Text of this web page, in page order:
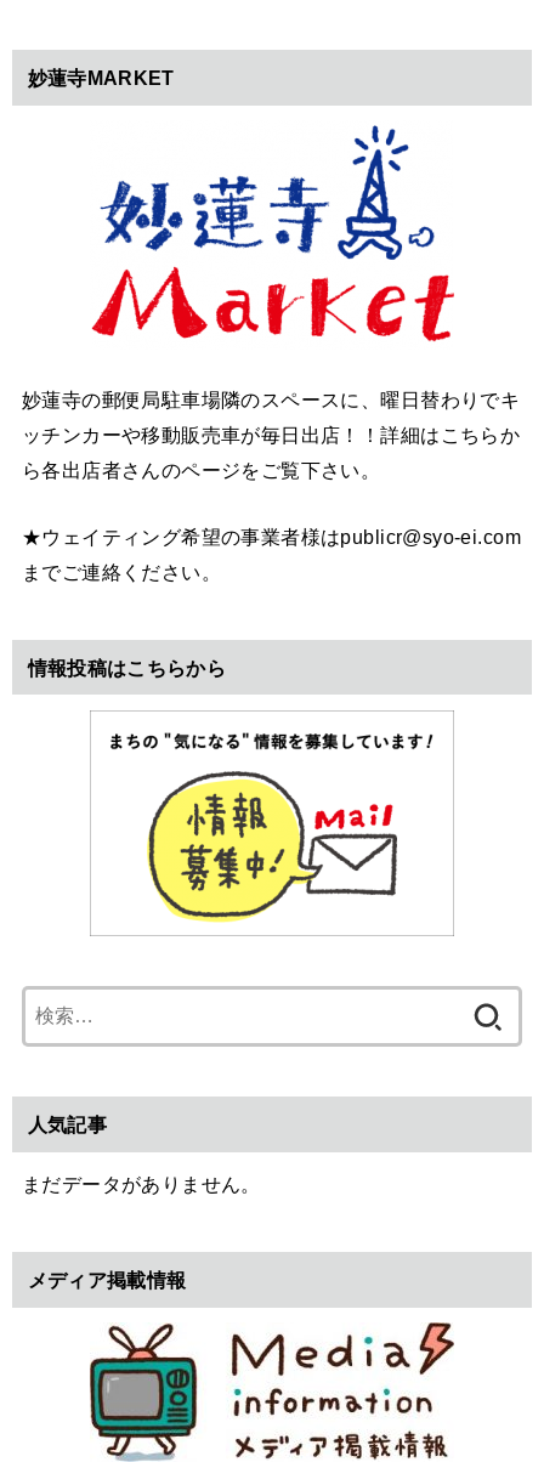
妙蓮寺MARKET
妙蓮寺の郵便局駐車場隣のスペースに、曜日替わりでキ
ッチンカーや移動販売車が毎日出店！！詳細はこちらか
ら各出店者さんのページをご覧下さい。
★ウェイティング希望の事業者様はpublicr@syo-ei.com
までご連絡ください。
情報投稿はこちらから
索:
人気記事
まだデータがありません。
メディア掲載情報